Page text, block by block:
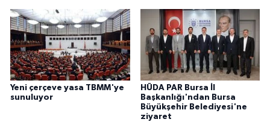
Yeni çerçeve yasa TBMM'ye
sunuluyor
HÜDA PAR Bursa İl
Başkanlığı'ndan Bursa
Büyükşehir Belediyesi'ne
ziyaret